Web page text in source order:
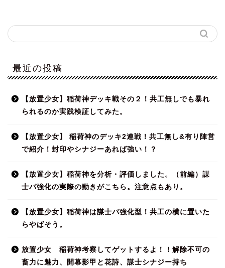
最近の投稿
【放置少女】稲荷神デッキ戦その２！共工無しでも暴れ
られるのか実践検証してみた。
【放置少女】 稲荷神のデッキ2連戦！共工無し&有り陣営
で紹介！封印やシナジーあれば強い！？
【放置少女】稲荷神を分析・評価しました。（前編）謀
士パ強化の実際の動きがこちら。注意点もあり。
【放置少女】稲荷神は謀士パ強化型！共工の横に置いた
らやばそう。
放置少女 稲荷神考察してゲットするよ！！解除不可の
畜力に魅力、開幕影甲と花詩、謀士シナジー持ち